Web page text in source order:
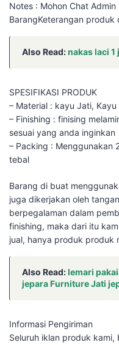
Notes : Mohon Chat Admin
BarangKeterangan produk
Also Read:nakas laci
SPESIFIKASI PRODUK
– Material : kayu Jati,
– Finishing : finising
sesuai yang anda inginkan
– Packing : Menggunakan
tebal
Barang di buat
juga dikerjakan oleh
berpegalaman dalam
finishing, maka dari itu
jual, hanya produk produk
Also Read:lemari
jepara Furniture Jati
Informasi Pengiriman
Seluruh iklan produk